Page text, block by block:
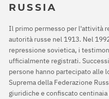
RUSSIA
Il primo permesso per l'attività
autorità russe nel 1913. Nel
repressione sovietica, i
ufficialmente registrati.
persone hanno partecipato alle
Suprema della Federazione
giuridiche e confiscato